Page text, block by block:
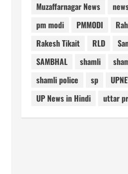
Muzaffarnagar News
pm modi
PMMODI
Rakesh Tikait
RLD
SAMBHAL
shamli
shamli police
sp
UP News in Hindi
uttar